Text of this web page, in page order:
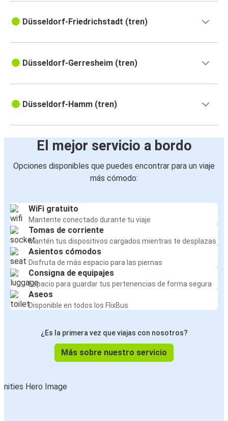
Düsseldorf-Friedrichstadt (tren)
Düsseldorf-Gerresheim (tren)
Düsseldorf-Hamm (tren)
El mejor servicio a bordo
Opciones disponibles que puedes encontrar para un viaje
más cómodo:
WiFi gratuito
Mantente conectado durante tu viaje
Tomas de corriente
Mantén tus dispositivos cargados mientras te desplazas
Asientos cómodos
Disfruta de más espacio para las piernas
Consigna de equipajes
Espacio para guardar tus pertenencias de forma segura
Aseos
Disponible en todos los FlixBus
¿Es la primera vez que viajas con nosotros?
Más sobre nuestro servicio